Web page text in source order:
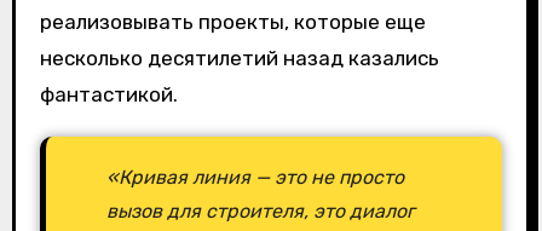
реализовывать проекты, которые еще
несколько десятилетий назад казались
фантастикой.
«Кривая линия — это не просто
вызов для строителя, это диалог